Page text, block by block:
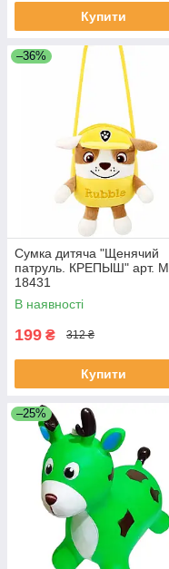
Купити
–36%
Сумка дитяча "Щенячий
патруль. КРЕПЫШ" арт. M
18431
В наявності
199 ₴ 312 ₴
Купити
–25%